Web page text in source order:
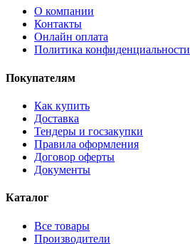
О компании
Контакты
Онлайн оплата
Политика конфиденциальности
Покупателям
Как купить
Доставка
Тендеры и госзакупки
Правила оформления
Договор оферты
Документы
Каталог
Все товары
Производители